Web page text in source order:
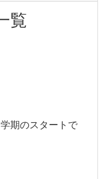
覧
期のスタートで